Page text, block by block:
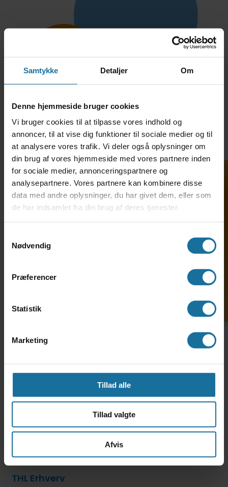
Samtykke Detaljer Om
Denne hjemmeside bruger cookies
Vi bruger cookies til at tilpasse vores indhold og
annoncer, til at vise dig funktioner til sociale medier og til
at analysere vores trafik. Vi deler også oplysninger om
din brug af vores hjemmeside med vores partnere inden
for sociale medier, annonceringspartnere og
analysepartnere. Vores partnere kan kombinere disse
data med andre oplysninger, du har givet dem, eller som
de har indsamlet fra din brug af deres tjenester.
Nødvendig
Præferencer
Statistik
Marketing
Tillad alle
Tillad valgte
Afvis
TH. LANGS HF & VUC •
Hostrupsgade 48-56 • 8600
Silkeborg • Tlf. 69 12 79 20 •
5798000558281 • CVR: 29589968
Om HF2
Om HF3
Om AVU
THL Erhverv
Søg ind på HF-enkeltfag